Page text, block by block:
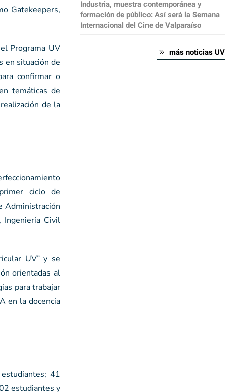
Gatekeepers,
Programa UV
en situación de
confirmar o
temáticas de
de la
ciclo de
Administración
Ingeniería Civil
UV” y se
orientadas al
para trabajar
en la docencia
41
estudiantes y
Industria, muestra contemporánea y
formación de público: Así será la Semana
Internacional del Cine de Valparaíso
más noticias UV